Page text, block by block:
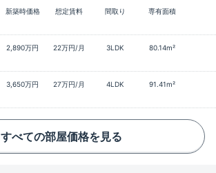
新築時価格 想定賃料 間取り
専有面積
2,890万円 22万円/月 3LDK
80.14m²
3,650万円 27万円/月 4LDK
91.41m²
すべての部屋価格を見る